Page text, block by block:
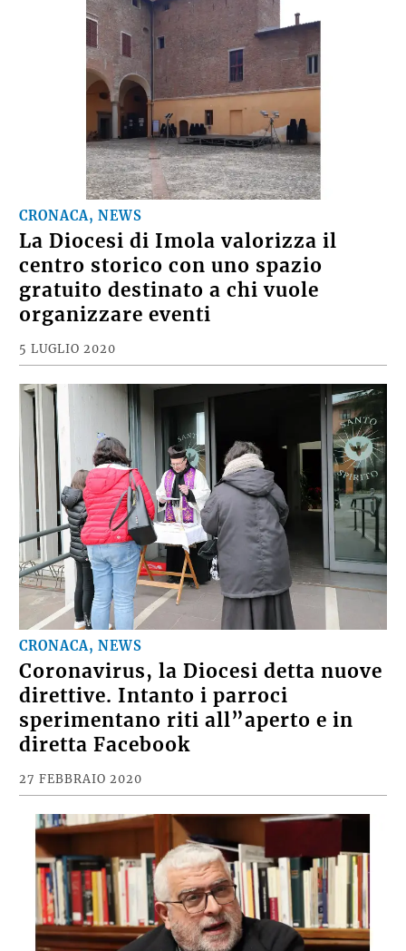
CRONACA, NEWS
La Diocesi di Imola valorizza il
centro storico con uno spazio
gratuito destinato a chi vuole
organizzare eventi
5 LUGLIO 2020
CRONACA, NEWS
Coronavirus, la Diocesi detta nuove
direttive. Intanto i parroci
sperimentano riti all”aperto e in
diretta Facebook
27 FEBBRAIO 2020